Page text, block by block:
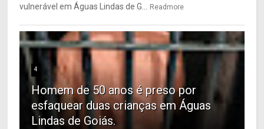
vulnerável em Águas Lindas de G... Readmore
4
Homem de 50 anos é preso por
esfaquear duas crianças em Águas
Lindas de Goiás.